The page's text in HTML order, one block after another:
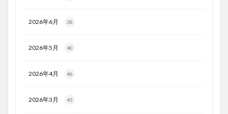
2026年6月 38
2026年5月 40
2026年4月 46
2026年3月 45